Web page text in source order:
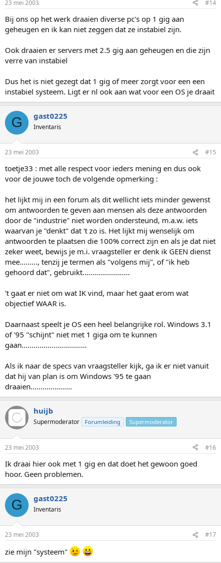
23 mei 2003 #14
Bij ons op het werk draaien diverse pc's op 1 gig aan
geheugen en ik kan niet zeggen dat ze instabiel zijn.
Ook draaien er servers met 2.5 gig aan geheugen en die zijn
verre van instabiel
Dus het is niet gezegt dat 1 gig of meer zorgt voor een een
instabiel systeem. Ligt er nl ook aan wat voor een OS je draait
G gast0225
Inventaris
23 mei 2003 #15
toetje33 : met alle respect voor ieders mening en dus ook
voor de jouwe toch de volgende opmerking :
het lijkt mij in een forum als dit wellicht iets minder gewenst
om antwoorden te geven aan mensen als deze antwoorden
door de "industrie" niet worden ondersteund, m.a.w. iets
waarvan je "denkt" dat 't zo is. Het lijkt mij wenselijk om
antwoorden te plaatsen die 100% correct zijn en als je dat niet
zeker weet, bewijs je m.i. vraagsteller er denk ik GEEN dienst
mee........., tenzij je termen als "volgens mij", of "ik heb
gehoord dat", gebruikt........................
't gaat er niet om wat IK vind, maar het gaat erom wat
objectief WAAR is.
Daarnaast speelt je OS een heel belangrijke rol. Windows 3.1
of '95 "schijnt" niet met 1 giga om te kunnen
gaan.................................
Als ik naar de specs van vraagsteller kijk, ga ik er niet vanuit
dat hij van plan is om Windows '95 te gaan
draaien.....................
huijb
Supermoderator Forumleiding Supermoderator
23 mei 2003 #16
Ik draai hier ook met 1 gig en dat doet het gewoon goed
hoor. Geen problemen.
G gast0225
Inventaris
23 mei 2003 #17
zie mijn "systeem"